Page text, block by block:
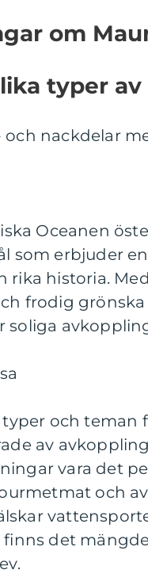
om
typer av
nackdelar
Oceanen
som erbjuder
historia.
frodig
soliga
och teman
av
vara det
och
det